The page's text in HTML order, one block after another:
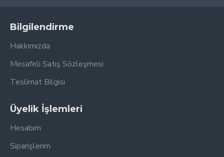
Bilgilendirme
Hakkımızda
Mesafeli Satış Sözleşmesi
Teslimat Bilgisi
Üyelik İşlemleri
Hesabım
Siparişlerim